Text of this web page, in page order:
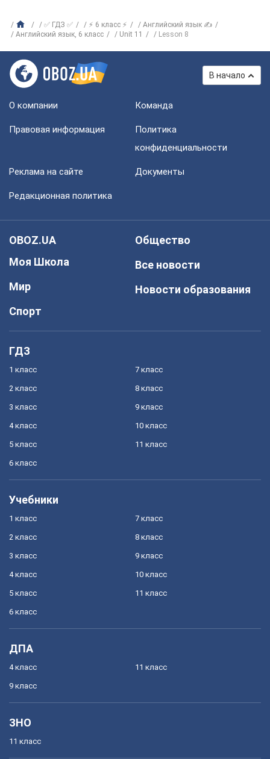
✅ ГДЗ ✅ ⚡ 6 класс ⚡
Английский язык ✍
Английский язык, 6 класс
Unit 11 Lesson 8
В начало
О компании Команда
Правовая информация
Политика
конфиденциальности
Реклама на сайте Документы
Редакционная политика
OBOZ.UA
Моя Школа
Мир
Спорт
Общество
Все новости
Новости образования
ГДЗ
1 класс
2 класс
3 класс
4 класс
5 класс
6 класс
7 класс
8 класс
9 класс
10 класс
11 класс
Учебники
1 класс
2 класс
3 класс
4 класс
5 класс
6 класс
7 класс
8 класс
9 класс
10 класс
11 класс
ДПА
4 класс
9 класс
11 класс
ЗНО
11 класс